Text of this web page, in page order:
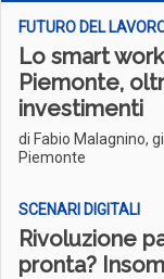
FUTURO DEL
Lo smart
Piemonte,
investimenti
di Fabio Malagnino,
Piemonte
SCENARI DIGITALI
Rivoluzione
pronta?